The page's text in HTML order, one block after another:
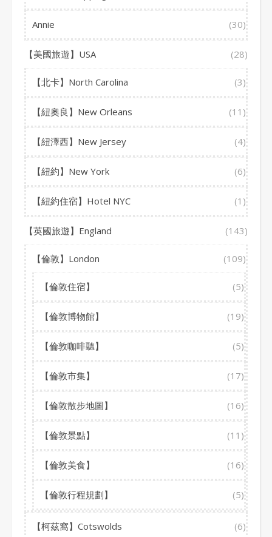
Annie (30)
【美國旅遊】USA (28)
【北卡】North Carolina (3)
【紐奧良】New Orleans (11)
【紐澤西】New Jersey (4)
【紐約】New York (6)
【紐約住宿】Hotel NYC (1)
【英國旅遊】England (143)
【倫敦】London (109)
【倫敦住宿】 (5)
【倫敦博物館】 (19)
【倫敦咖啡聽】 (5)
【倫敦市集】 (17)
【倫敦散步地圖】 (16)
【倫敦景點】 (11)
【倫敦美食】 (16)
【倫敦行程規劃】 (5)
【柯茲窩】Cotswolds (6)